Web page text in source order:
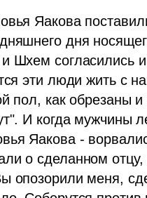
Яакова
дня
Шхем согласились
эти люди жить с
пол, как обрезаны
И когда мужчины
Яакова -
о сделанном
опозорили меня,